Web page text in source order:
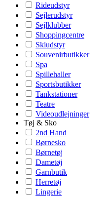
Rideudstyr
Sejlerudstyr
Sejlklubber
Shoppingcentre
Skiudstyr
Souvenirbutikker
Spa
Spillehaller
Sportsbutikker
Tankstationer
Teatre
Videoudlejninger
Tøj & Sko
2nd Hand
Børnesko
Børnetøj
Dametøj
Garnbutik
Herretøj
Lingerie